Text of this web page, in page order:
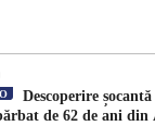
Descoperire
de 62 de ani din